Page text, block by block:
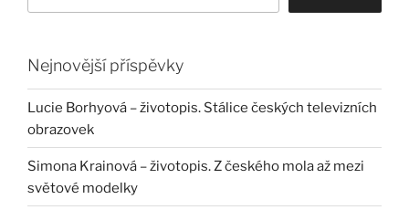
Nejnovější příspěvky
Lucie Borhyová – životopis. Stálice českých televizních
obrazovek
Simona Krainová – životopis. Z českého mola až mezi
světové modelky